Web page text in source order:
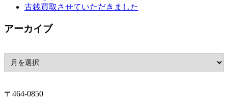
古銭買取させていただきました
アーカイブ
〒464-0850